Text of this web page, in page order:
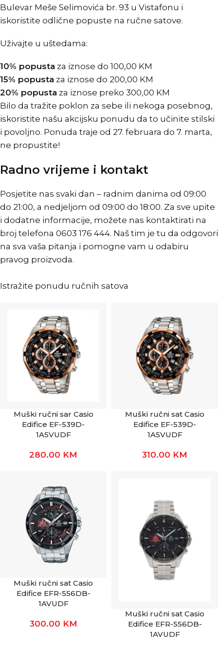
Bulevar Meše Selimovića br. 93 u Vistafonu i
iskoristite odlične popuste na ručne satove.
Uživajte u uštedama:
10% popusta za iznose do 100,00 KM
15% popusta za iznose do 200,00 KM
20% popusta za iznose preko 300,00 KM
Bilo da tražite poklon za sebe ili nekoga posebnog,
iskoristite našu akcijsku ponudu da to učinite stilski
i povoljno. Ponuda traje od 27. februara do 7. marta,
ne propustite!
Radno vrijeme i kontakt
Posjetite nas svaki dan – radnim danima od 09:00
do 21:00, a nedjeljom od 09:00 do 18:00. Za sve upite
i dodatne informacije, možete nas kontaktirati na
broj telefona 0603 176 444. Naš tim je tu da odgovori
na sva vaša pitanja i pomogne vam u odabiru
pravog proizvoda.
Istražite ponudu ručnih satova
Muški ručni sar Casio
Edifice EF-539D-
1A5VUDF
280.00 KM
Muški ručni sat Casio
Edifice EF-539D-
1A5VUDF
310.00 KM
Muški ručni sat Casio
Edifice EFR-556DB-
1AVUDF
300.00 KM
Muški ručni sat Casio
Edifice EFR-556DB-
1AVUDF